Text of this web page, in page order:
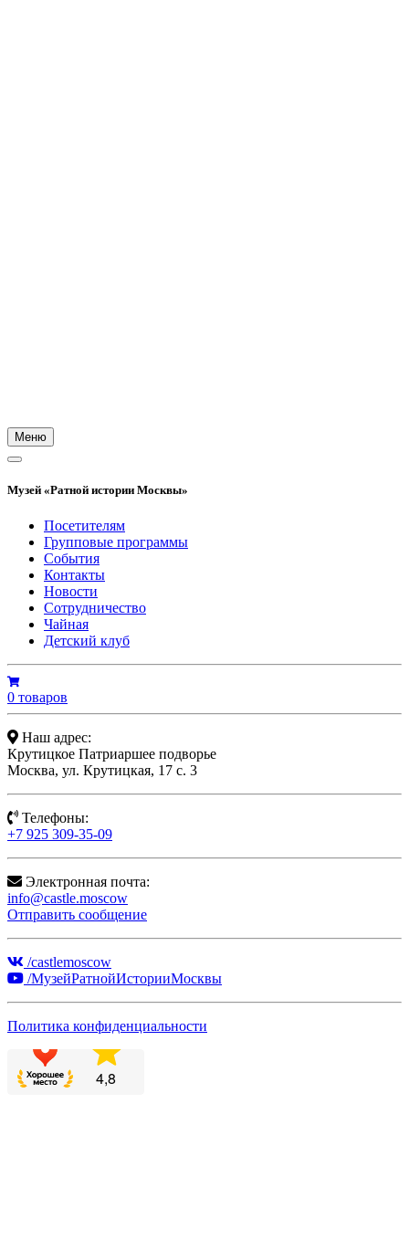
Меню
Музей «Ратной истории Москвы»
Посетителям
Групповые программы
События
Контакты
Новости
Сотрудничество
Чайная
Детский клуб
0 товаров
Наш адрес:
Крутицкое Патриаршее подворье
Москва, ул. Крутицкая, 17 с. 3
Телефоны:
+7 925 309-35-09
Электронная почта:
info@castle.moscow
Отправить сообщение
/castlemoscow
/МузейРатнойИсторииМосквы
Политика конфиденциальности